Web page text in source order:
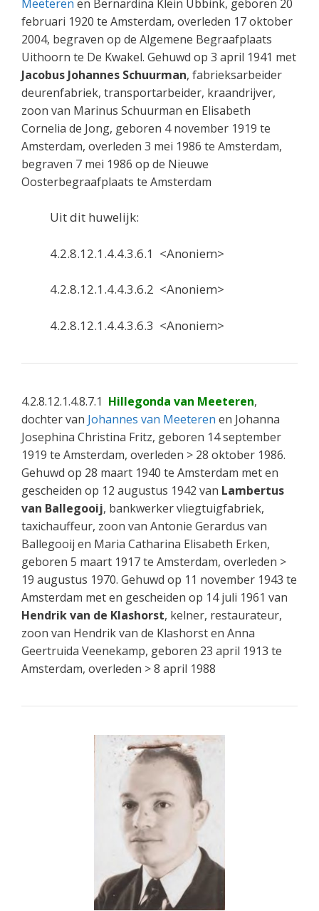
Meeteren en Bernardina Klein Ubbink, geboren 20
februari 1920 te Amsterdam, overleden 17 oktober
2004, begraven op de Algemene Begraafplaats
Uithoorn te De Kwakel. Gehuwd op 3 april 1941 met
Jacobus Johannes Schuurman, fabrieksarbeider
deurenfabriek, transportarbeider, kraandrijver,
zoon van Marinus Schuurman en Elisabeth
Cornelia de Jong, geboren 4 november 1919 te
Amsterdam, overleden 3 mei 1986 te Amsterdam,
begraven 7 mei 1986 op de Nieuwe
Oosterbegraafplaats te Amsterdam
Uit dit huwelijk:
4.2.8.12.1.4.4.3.6.1 <Anoniem>
4.2.8.12.1.4.4.3.6.2 <Anoniem>
4.2.8.12.1.4.4.3.6.3 <Anoniem>
4.2.8.12.1.4.8.7.1 Hillegonda van Meeteren,
dochter van Johannes van Meeteren en Johanna
Josephina Christina Fritz, geboren 14 september
1919 te Amsterdam, overleden > 28 oktober 1986.
Gehuwd op 28 maart 1940 te Amsterdam met en
gescheiden op 12 augustus 1942 van Lambertus
van Ballegooij, bankwerker vliegtuigfabriek,
taxichauffeur, zoon van Antonie Gerardus van
Ballegooij en Maria Catharina Elisabeth Erken,
geboren 5 maart 1917 te Amsterdam, overleden >
19 augustus 1970. Gehuwd op 11 november 1943 te
Amsterdam met en gescheiden op 14 juli 1961 van
Hendrik van de Klashorst, kelner, restaurateur,
zoon van Hendrik van de Klashorst en Anna
Geertruida Veenekamp, geboren 23 april 1913 te
Amsterdam, overleden > 8 april 1988